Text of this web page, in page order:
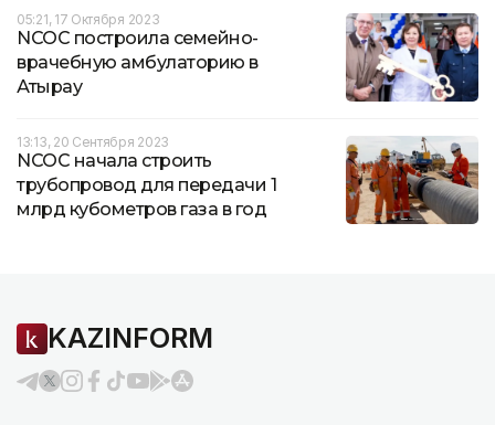
05:21, 17 Октября 2023
NCOC построила семейно-
врачебную амбулаторию в
Атырау
13:13, 20 Сентября 2023
NCOC начала строить
трубопровод для передачи 1
млрд кубометров газа в год
KAZINFORM